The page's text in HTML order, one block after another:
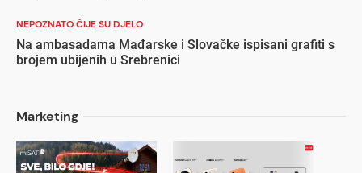
NEPOZNATO ČIJE SU DJELO
Na ambasadama Mađarske i Slovačke ispisani grafiti s
brojem ubijenih u Srebrenici
Marketing